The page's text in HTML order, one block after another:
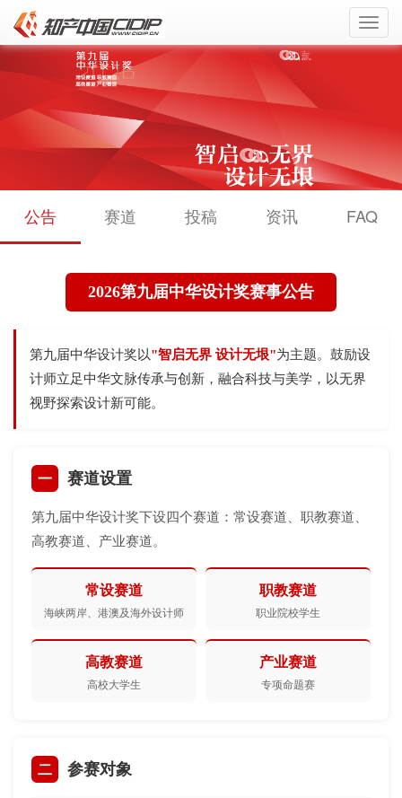
公告 赛道 投稿 资讯 FAQ
2026第九届中华设计奖赛事公告
第九届中华设计奖以"智启无界 设计无垠"为主题。鼓励设
计师立足中华文脉传承与创新，融合科技与美学，以无界
视野探索设计新可能。
一 赛道设置
第九届中华设计奖下设四个赛道：常设赛道、职教赛道、
高教赛道、产业赛道。
常设赛道
海峡两岸、港澳及海外设计师
职教赛道
职业院校学生
高教赛道
高校大学生
产业赛道
专项命题赛
二 参赛对象